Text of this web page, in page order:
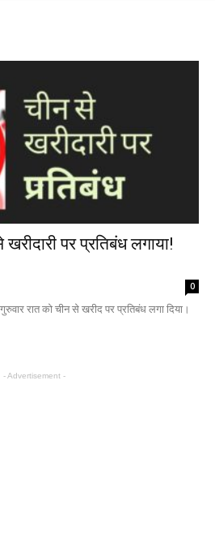
पर प्रतिबंध लगाया!
0
रात को चीन से खरीद पर प्रतिबंध लगा दिया।
- Advertisement -